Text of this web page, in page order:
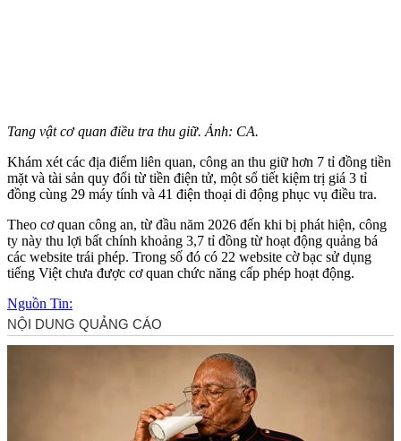
Tang vật cơ quan điều tra thu giữ. Ảnh: CA.
Khám xét các địa điểm liên quan, công an thu giữ hơn 7 tỉ đồng tiền
mặt và tài sản quy đổi từ tiền điện tử, một sổ tiết kiệm trị giá 3 tỉ
đồng cùng 29 máy tính và 41 điện thoại di động phục vụ điều tra.
Theo cơ quan công an, từ đầu năm 2026 đến khi bị phát hiện, công
ty này thu lợi bất chính khoảng 3,7 tỉ đồng từ hoạt động quảng bá
các website trái phép. Trong số đó có 22 website cờ bạc sử dụng
tiếng Việt chưa được cơ quan chức năng cấp phép hoạt động.
Nguồn Tin: